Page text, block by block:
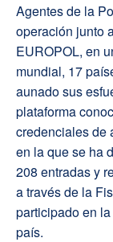
Agentes de la
operación junto
EUROPOL, en
mundial, 17
aunado sus
plataforma
credenciales de
en la que se ha
208 entradas y
a través de la
participado en
país.